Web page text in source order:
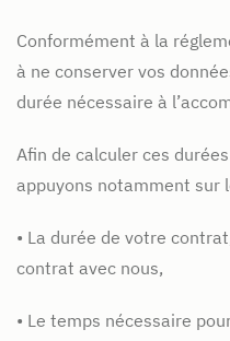
Conformément à la
à ne conserver vos
durée nécessaire à
Afin de calculer ces
appuyons notamment sur
• La durée de votre
contrat avec nous,
• Le temps nécessaire